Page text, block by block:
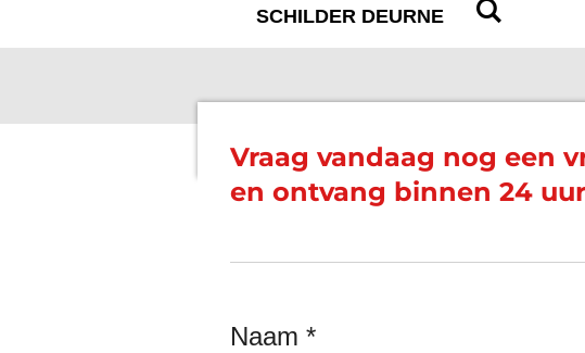
SCHILDER DEURNE
Vraag vandaag nog een
en ontvang binnen 24
Naam *